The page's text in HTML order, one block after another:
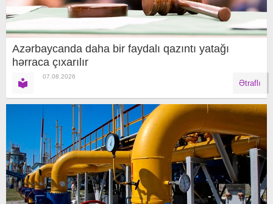
Azərbaycanda daha bir faydalı qazıntı yatağı
hərraca çıxarılır
07.08.2026
Ətraflı